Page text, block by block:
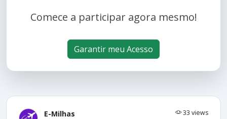
Comece a participar agora mesmo!
Garantir meu Acesso
E-Milhas 33 views